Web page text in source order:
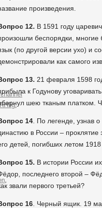
,
,
произведения.
12. В 1591 году
беспорядки, многие
(по другой версии ухо) и
как самого
13. 21 февраля 1598
к Годунову
шею тканым платком.
14 . По легенде, узнав
в России – проклятие
детей, погибших летом
15. В истории России
последнего второй –
звали первого третьей?
16 . Черный ящик. 19